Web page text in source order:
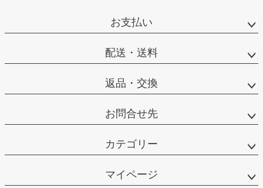
お支払い
配送・送料
返品・交換
お問合せ先
カテゴリー
マイページ